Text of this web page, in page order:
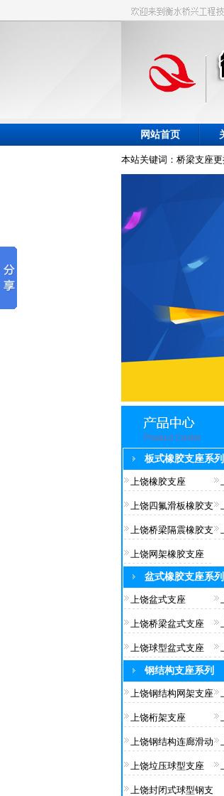
网站首页
本站关键词：桥梁支座
板式橡胶支座系列
上饶橡胶支座
上饶四氟滑板橡胶支
上饶桥梁隔震橡胶支
上饶网架橡胶支座
盆式橡胶支座系列
上饶盆式支座
上饶桥梁盆式支座
上饶球型盆式支座
钢结构支座系列
上饶钢结构网架支座
上饶桁架支座
上饶钢结构连廊滑动
上饶垃压球型支座
上饶封闭式球型钢支